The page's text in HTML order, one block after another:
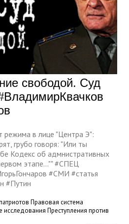
свободой. Суд
режима в лице "Центра Э":
грубо говоря: "Или ты
Кодекс об адмнистративных
этапе..."" #СПЕЦ
#СМИ #статья
#Путин
Правовая система
исследования Преступления против